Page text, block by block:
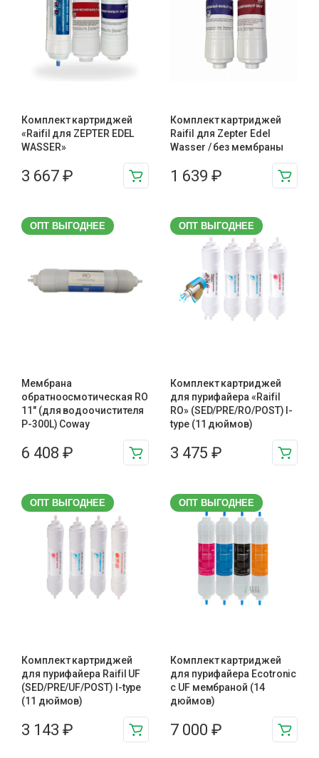
Комплект картриджей
«Raifil для ZEPTER EDEL
WASSER»
3 667 ₽
Комплект картриджей
Raifil для Zepter Edel
Wasser / без мембраны
1 639 ₽
ОПТ ВЫГОДНЕЕ
Мембрана
обратноосмотическая RO
11″ (для водоочистителя
P-300L) Coway
6 408 ₽
ОПТ ВЫГОДНЕЕ
Комплект картриджей
для пурифайера «Raifil
RO» (SED/PRE/RO/POST) I-
type (11 дюймов)
3 475 ₽
ОПТ ВЫГОДНЕЕ
Комплект картриджей
для пурифайера Raifil UF
(SED/PRE/UF/POST) I-type
(11 дюймов)
3 143 ₽
ОПТ ВЫГОДНЕЕ
Комплект картриджей
для пурифайера Ecotronic
с UF мембраной (14
дюймов)
7 000 ₽